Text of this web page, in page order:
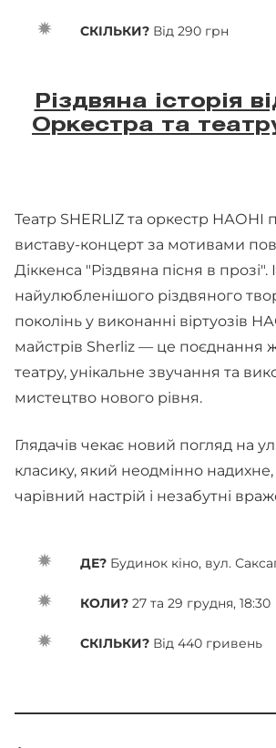
СКІЛЬКИ? Від 290 грн
Різдвяна історія
Оркестра та
Театр SHERLIZ та оркестр НАОНІ
виставу-концерт за мотивами
Діккенса "Різдвяна пісня в прозі".
найулюбленішого різдвяного
поколінь у виконанні віртуозів
майстрів Sherliz — це поєднання
театру, унікальне звучання та
мистецтво нового рівня.
Глядачів чекає новий погляд на
класику, який неодмінно
чарівний настрій і незабутні
ДЕ? Будинок кіно, вул.
КОЛИ? 27 та 29 грудня, 18:30
СКІЛЬКИ? Від 440 гривень